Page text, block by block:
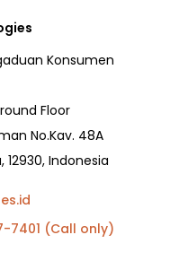
Konsumen
Floor
No.Kav. 48A
Indonesia
7401 (Call only)